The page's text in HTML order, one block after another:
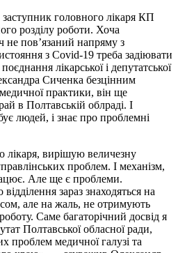
головного лікаря КП
розділу роботи. Хоча
пов’язаний напряму з
з Covid-19 треба задіювати
лікарської і депутатської
Сиченка безцінним
практики, він ще
в Полтавській облраді. І
людей, і знає про проблемні
лікаря, вирішую величезну
проблем. І механізм,
Але ще є проблеми.
зараз знаходяться на
але на жаль, не отримують
Саме багаторічний досвід я
Полтавської обласної ради,
проблем медичної галузі та